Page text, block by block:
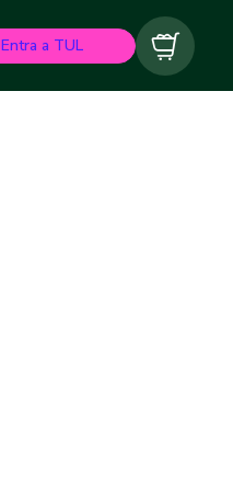
Entra a TUL Carrito